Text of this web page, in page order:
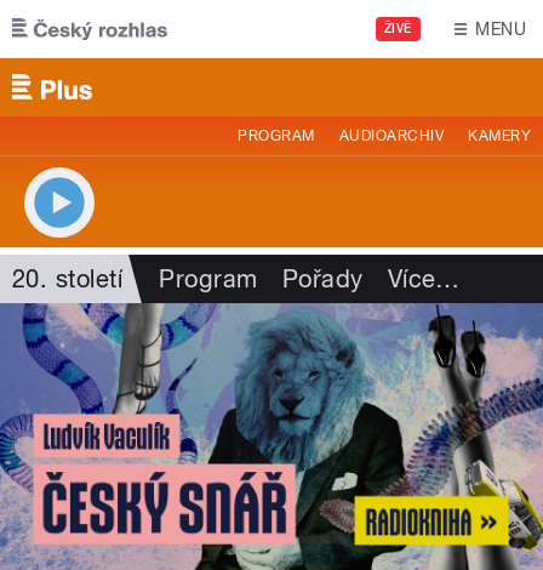
Přejít k hlavnímu obsahu
ŽIVĚ MENU
PROGRAM AUDIOARCHIV KAMERY
20. století Program Pořady Více…